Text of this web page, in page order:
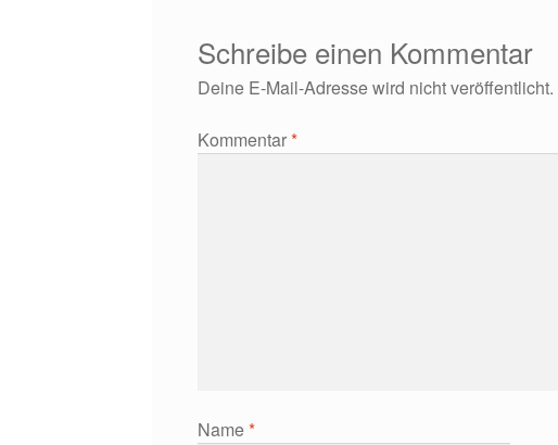
Schreibe einen Kommentar
Deine E-Mail-Adresse wird nicht veröffentlicht.
Kommentar*
Name*